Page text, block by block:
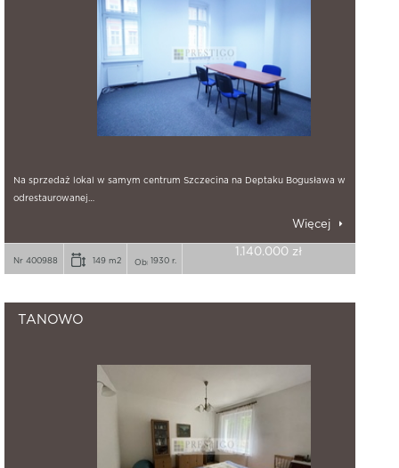
Na sprzedaż lokal w samym centrum Szczecina na Deptaku Bogusława w
odrestaurowanej…
Więcej
Nr 400988 149 m2 1930 r.
1.140.000 zł
TANOWO